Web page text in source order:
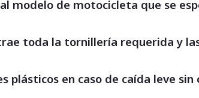
modelo de motocicleta que se
toda la tornillería requerida y
en caso de caída leve